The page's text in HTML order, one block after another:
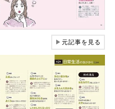
▶元記事を見る